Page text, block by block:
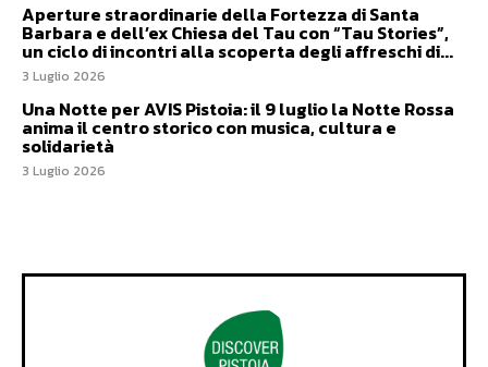
Aperture straordinarie della Fortezza di Santa
Barbara e dell’ex Chiesa del Tau con “Tau Stories”,
un ciclo di incontri alla scoperta degli affreschi di...
3 Luglio 2026
Una Notte per AVIS Pistoia: il 9 luglio la Notte Rossa
anima il centro storico con musica, cultura e
solidarietà
3 Luglio 2026